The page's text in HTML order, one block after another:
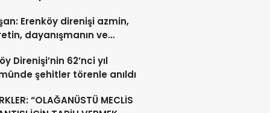
Erenköy direnişi azmin,
dayanışmanın ve
Direnişi’nin 62’nci yıl
şehitler törenle anıldı
“OLAĞANÜSTÜ MECLİS